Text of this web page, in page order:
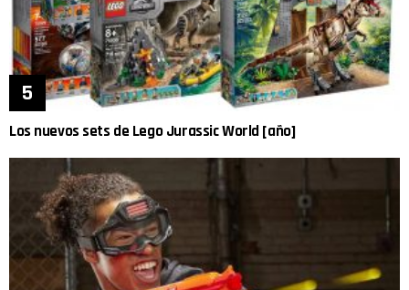
Los nuevos sets de Lego Jurassic World [año]